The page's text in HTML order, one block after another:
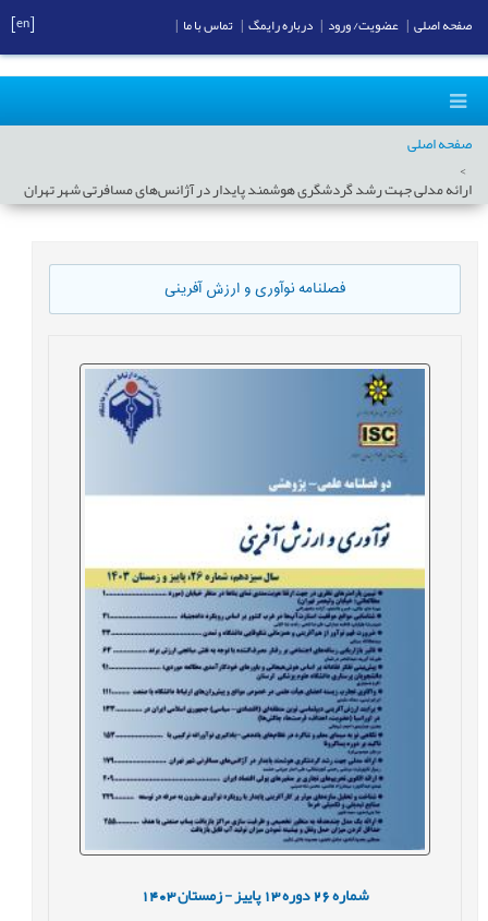
صفحه اصلی
ارائه مدلی جهت رشد گردشگری هوشمند پایدار در آژانس‌های مسافرتی شهر تهران
فصلنامه نوآوری و ارزش آفرینی
شماره26 دوره13 پاییز - زمستان1403
صفحه اصلی عضویت/ ورود درباره رایمگ تماس با ما